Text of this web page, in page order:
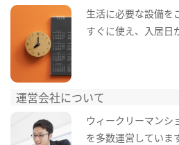
生活に必要な設備を
すぐに使え、入居日
運営会社について
ウィークリーマンシ
を多数運営していま